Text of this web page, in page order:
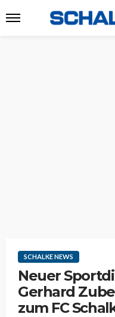
SCHALKE NEWS
Neuer
Gerhard
zum FC